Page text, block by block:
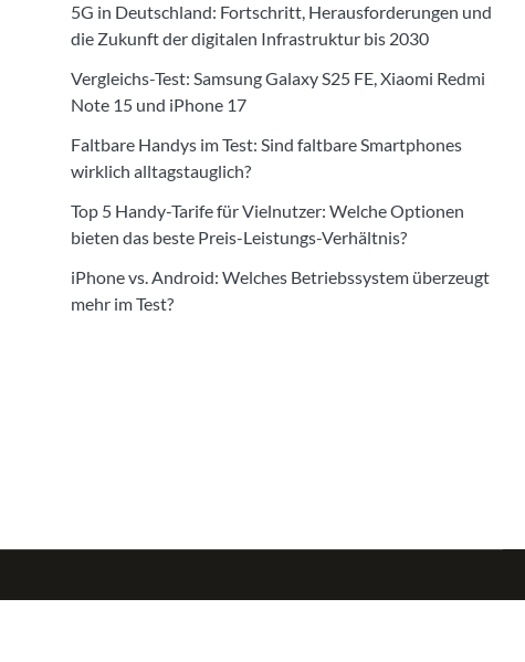
5G in Deutschland: Fortschritt, Herausforderungen und
die Zukunft der digitalen Infrastruktur bis 2030
Vergleichs-Test: Samsung Galaxy S25 FE, Xiaomi Redmi
Note 15 und iPhone 17
Faltbare Handys im Test: Sind faltbare Smartphones
wirklich alltagstauglich?
Top 5 Handy-Tarife für Vielnutzer: Welche Optionen
bieten das beste Preis-Leistungs-Verhältnis?
iPhone vs. Android: Welches Betriebssystem überzeugt
mehr im Test?